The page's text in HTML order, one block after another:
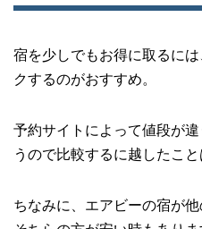
宿を少しでもお得に取るに
クするのがおすすめ。
予約サイトによって値段が
うので比較するに越したこと
ちなみに、エアビーの宿が